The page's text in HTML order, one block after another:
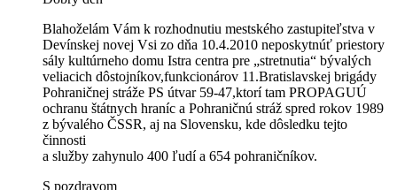
Blahoželám Vám k rozhodnutiu mestského zastupiteľstva v
Devínskej novej Vsi zo dňa 10.4.2010 neposkytnúť priestory
sály kultúrneho domu Istra centra pre „stretnutia“ bývalých
veliacich dôstojníkov,funkcionárov 11.Bratislavskej brigády
Pohraničnej stráže PS útvar 59-47,ktorí tam PROPAGUÚ
ochranu štátnych hraníc a Pohraničnú stráž spred rokov 1989
z bývalého ČSSR, aj na Slovensku, kde dôsledku tejto
činnosti
a služby zahynulo 400 ľudí a 654 pohraničníkov.
S pozdravom